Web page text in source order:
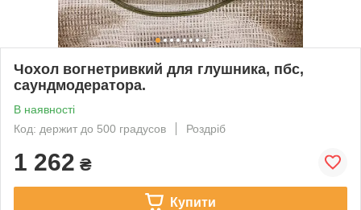
Чохол вогнетривкий для глушника, пбс,
саундмодератора.
В наявності
Код: держит до 500 градусов
Роздріб
1 262 ₴
Купити